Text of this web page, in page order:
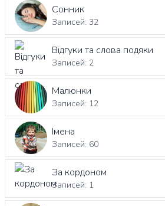
Сонник
Записей: 32
Відгуки та слова подяки
Записей: 2
Малюнки
Записей: 12
Імена
Записей: 60
За кордоном
Записей: 1